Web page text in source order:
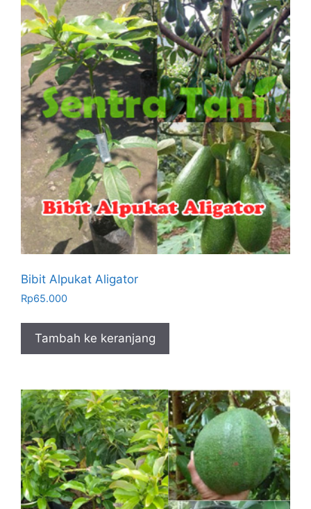
Bibit Alpukat Aligator
Rp65.000
Tambah ke keranjang